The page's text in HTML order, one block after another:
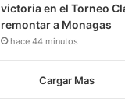
victoria en el Torneo
remontar a Monagas
hace 44 minutos
Cargar Mas